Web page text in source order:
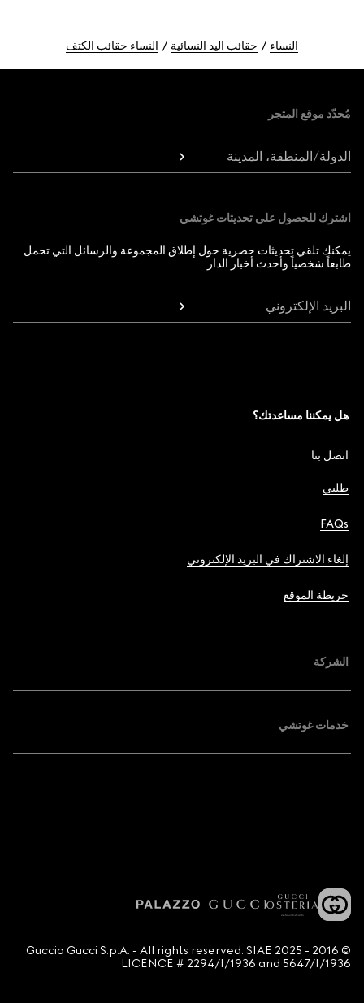
النساء حقائب اليد النسائية النساء حقائب الكتف
مُحدّد موقع المتجر
الدولة/المنطقة، المدينة
اشترك للحصول على تحديثات غوتشي
يمكنك تلقي تحديثات حصرية حول إطلاق المجموعة والرسائل التي تحمل
طابعاً شخصياً وأحدث أخبار الدار.
البريد الإلكتروني
هل يمكننا مساعدتك؟
اتصل بنا
طلبي
FAQs
إلغاء الاشتراك في البريد الإلكتروني
خريطة الموقع
الشركة
خدمات غوتشي
© 2016 - 2025 Guccio Gucci S.p.A. - All rights reserved. SIAE
LICENCE # 2294/I/1936 and 5647/I/1936